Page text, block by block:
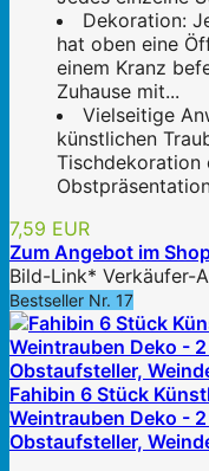
Dekoration:
hat oben eine
einem Kranz
Zuhause mit...
Vielseitige
künstlichen
Tischdekoration
7,59 EUR
Zum Angebot im
Bild-Link* Verkäufer-
Bestseller Nr. 17
Fahibin 6 Stück
Weintrauben Deko -
Obstaufsteller,